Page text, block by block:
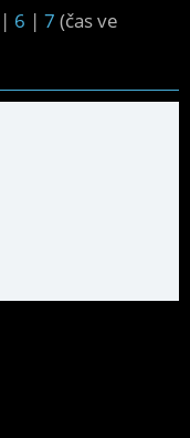
| 6 | 7 (čas ve